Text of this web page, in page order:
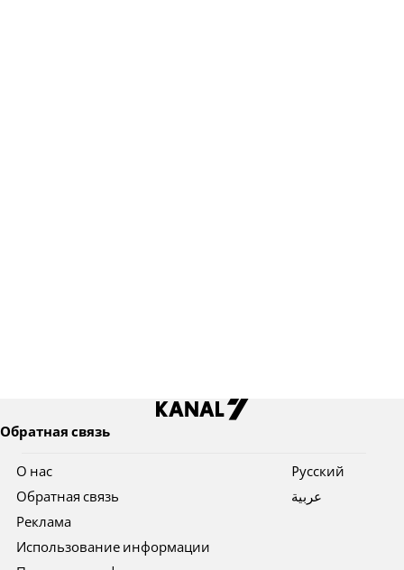
Обратная связь
О нас
Обратная связь
Реклама
Использование информации
Pусский
عربية